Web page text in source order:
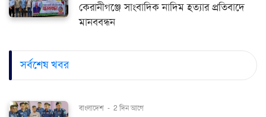
কেরানীগঞ্জে সাংবাদিক নাদিম হত্যার প্রতিবাদে
মানববন্ধন
সর্বশেষ খবর
বাংলাদেশ - 2 দিন আগে